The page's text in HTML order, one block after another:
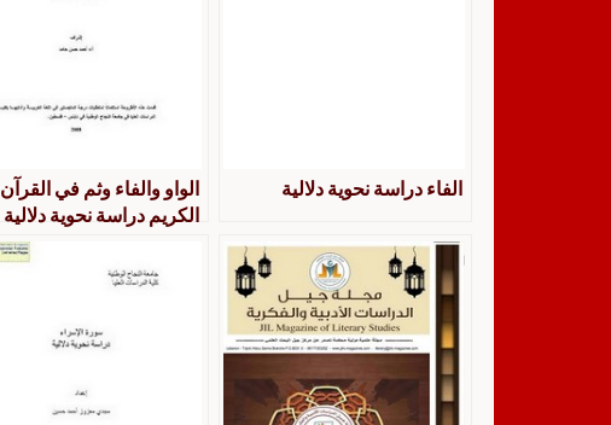
الفاء دراسة نحوية دلالية
الواو والفاء وثم في القرآن
الكريم دراسة نحوية دلالية